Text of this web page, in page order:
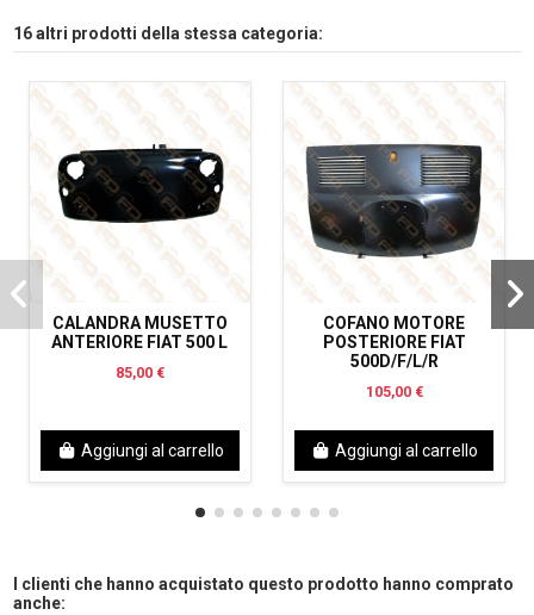
16 altri prodotti della stessa categoria:
CALANDRA MUSETTO
ANTERIORE FIAT 500 L
85,00 €
Aggiungi al carrello
COFANO MOTORE
POSTERIORE FIAT
500D/F/L/R
105,00 €
Aggiungi al carrello
I clienti che hanno acquistato questo prodotto hanno comprato
anche: